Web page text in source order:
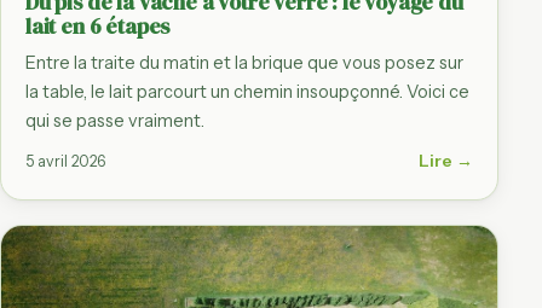
lait en 6 étapes
Entre la traite du matin et la brique que vous posez sur
la table, le lait parcourt un chemin insoupçonné. Voici ce
qui se passe vraiment.
5 avril 2026 Lire →